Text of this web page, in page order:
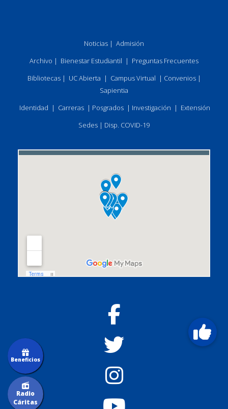
Noticias | Admisión
Archivo | Bienestar Estudiantil | Preguntas Frecuentes
Bibliotecas| UC Abierta | Campus Virtual | Convenios|
Sapientia
Identidad | Carreras | Posgrados | Investigación | Extensión
Sedes | Disp. COVID-19
Radio
Cáritas
Beneficios